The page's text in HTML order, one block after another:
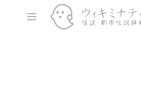
ン
サイドバーの切り替え